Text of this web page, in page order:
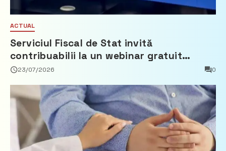
ACTUAL
Serviciul Fiscal de Stat invită
contribuabilii la un webinar gratuit
privind calculul impozitului pe bunurile
23/07/2026 0